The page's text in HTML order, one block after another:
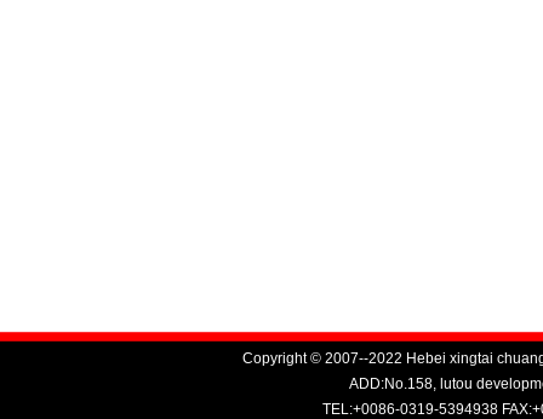
Copyright © 2007--2022 Hebei xingtai
ADD:No.158, lutou
TEL:+0086-0319-5394938